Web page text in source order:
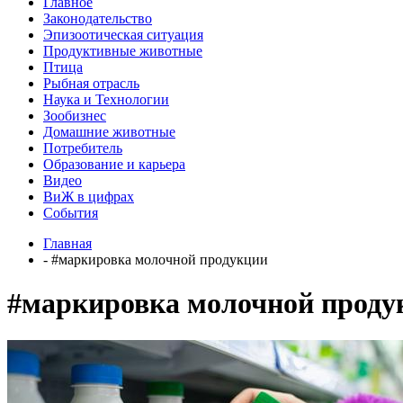
Законодательство
Эпизоотическая ситуация
Продуктивные животные
Птица
Рыбная отрасль
Наука и Технологии
Зообизнес
Домашние животные
Потребитель
Образование и карьера
Видео
ВиЖ в цифрах
События
Главная
- #маркировка молочной продукции
#маркировка молочной